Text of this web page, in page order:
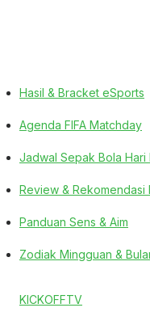
Hasil & Bracket eSports
Agenda FIFA Matchday
Jadwal Sepak Bola Hari
Review & Rekomendasi
Panduan Sens & Aim
Zodiak Mingguan &
KICKOFFTV